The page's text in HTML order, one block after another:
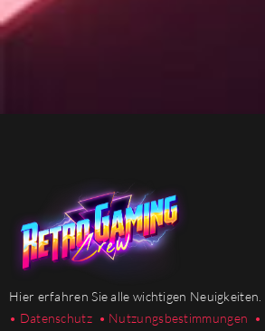
Hier erfahren Sie alle wichtigen Neuigkeiten.
• Datenschutz • Nutzungsbestimmungen